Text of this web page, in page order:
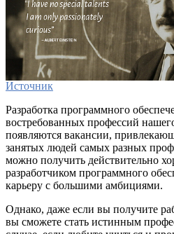
Источник
Разработка программного
востребованных профессий
появляются вакансии,
занятых людей самых разных
можно получить действительно
разработчиком программного
карьеру с большими амбициями.
Однако, даже если вы получите
вы сможете стать истинным